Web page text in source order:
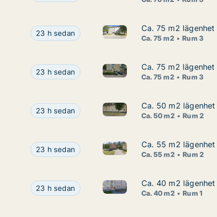
Ca. 75 m2 lägenhet att hyra i Katrineholm,
23 h sedan Ca. 75 m2 lägenhet att hyra i
Ca. 75 m2
Ca. 75 m2
Ca. 75 m2 Rum 3
Ca. 75 m2 lägenhet att hyra i Katrineholm,
23 h sedan Ca. 75 m2 lägenhet att hyra i
Ca. 75 m2
Ca. 75 m2
Ca. 75 m2 Rum 3
Ca. 50 m2 lägenhet att hyra i Katrineholm,
23 h sedan Ca. 50 m2 lägenhet att hyra i
Ca. 50 m2
Ca. 50 m2
Ca. 50 m2 Rum 2
Ca. 55 m2 lägenhet att hyra i Katrineholm,
23 h sedan Ca. 55 m2 lägenhet att hyra i
Ca. 55 m2
Ca. 55 m2
Ca. 55 m2 Rum 2
Ca. 40 m2 lägenhet att hyra i Katrineholm,
23 h sedan Ca. 40 m2 lägenhet att hyra i
Ca. 40 m2
Ca. 40 m2
Ca. 40 m2 Rum 1